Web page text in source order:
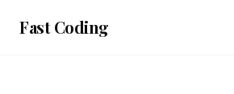
Fast Coding